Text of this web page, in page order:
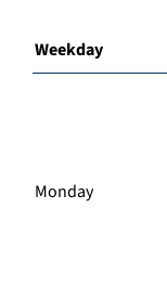
Weekday
Monday